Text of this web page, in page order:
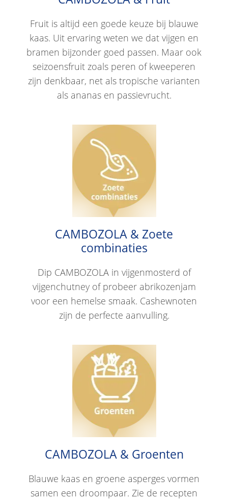
Fruit is altijd een goede keuze bij blauwe
kaas. Uit ervaring weten we dat vijgen en
bramen bijzonder goed passen. Maar ook
seizoensfruit zoals peren of kweeperen
zijn denkbaar, net als tropische varianten
als ananas en passievrucht.
CAMBOZOLA & Zoete
combinaties
Dip CAMBOZOLA in vijgenmosterd of
vijgenchutney of probeer abrikozenjam
voor een hemelse smaak. Cashewnoten
zijn de perfecte aanvulling.
CAMBOZOLA & Groenten
Blauwe kaas en groene asperges vormen
samen een droompaar. Zie de recepten